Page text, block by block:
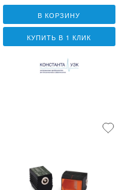
В КОРЗИНУ
КУПИТЬ В 1 КЛИК